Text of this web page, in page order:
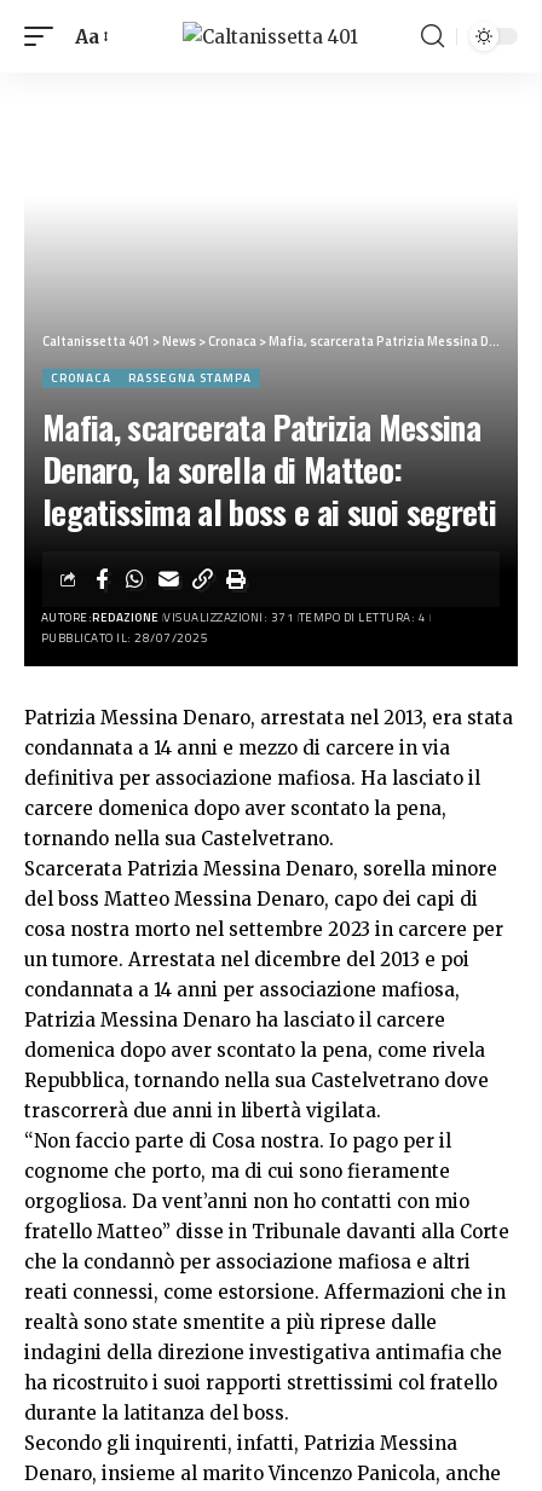
Aa
Caltanissetta 401 >News>Cronaca>Mafia, scarcerata Patrizia Messina Denaro, la sorella di Matteo: legatissima al boss e ai suoi segreti
CRONACA RASSEGNA STAMPA
Mafia, scarcerata Patrizia Messina
Denaro, la sorella di Matteo:
legatissima al boss e ai suoi segreti
AUTORE:REDAZIONE VISUALIZZAZIONI: 371 TEMPO DI LETTURA: 4
PUBBLICATO IL: 28/07/2025
Patrizia Messina Denaro, arrestata nel 2013, era stata
condannata a 14 anni e mezzo di carcere in via
definitiva per associazione mafiosa. Ha lasciato il
carcere domenica dopo aver scontato la pena,
tornando nella sua Castelvetrano.
Scarcerata Patrizia Messina Denaro, sorella minore
del boss Matteo Messina Denaro, capo dei capi di
cosa nostra morto nel settembre 2023 in carcere per
un tumore. Arrestata nel dicembre del 2013 e poi
condannata a 14 anni per associazione mafiosa,
Patrizia Messina Denaro ha lasciato il carcere
domenica dopo aver scontato la pena, come rivela
Repubblica, tornando nella sua Castelvetrano dove
trascorrerà due anni in libertà vigilata.
“Non faccio parte di Cosa nostra. Io pago per il
cognome che porto, ma di cui sono fieramente
orgogliosa. Da vent’anni non ho contatti con mio
fratello Matteo” disse in Tribunale davanti alla Corte
che la condannò per associazione mafiosa e altri
reati connessi, come estorsione. Affermazioni che in
realtà sono state smentite a più riprese dalle
indagini della direzione investigativa antimafia che
ha ricostruito i suoi rapporti strettissimi col fratello
durante la latitanza del boss.
Secondo gli inquirenti, infatti, Patrizia Messina
Denaro, insieme al marito Vincenzo Panicola, anche